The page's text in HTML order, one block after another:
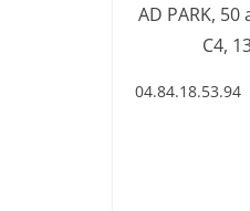
AD PARK,
C4,
04.84.18.53.94